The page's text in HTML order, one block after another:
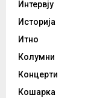
Интервју
Историја
Итно
Колумни
Концерти
Кошарка